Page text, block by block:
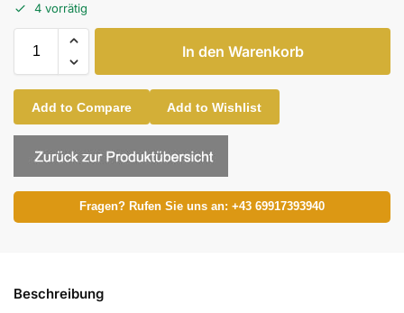
4 vorrätig
In den Warenkorb
Add to Compare Add to Wishlist
Fragen? Rufen Sie uns an: +43 69917393940
Beschreibung